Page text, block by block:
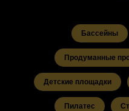
Бассейны
Продуманные
Детские площадки
Пилатес